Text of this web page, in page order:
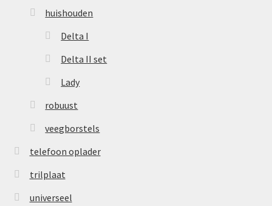
huishouden
Delta I
Delta II set
Lady
robuust
veegborstels
telefoon oplader
trilplaat
universeel